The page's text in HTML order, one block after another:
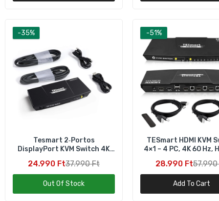
-35%
Tesmart 2‑Portos
DisplayPort KVM Switch 4K
24.990 Ft37.990 Ft
Out Of Stock
-51%
TESmart HDMI KVM
4×1 – 4 PC, 4K 60 Hz,
28.990 Ft
Add To Cart